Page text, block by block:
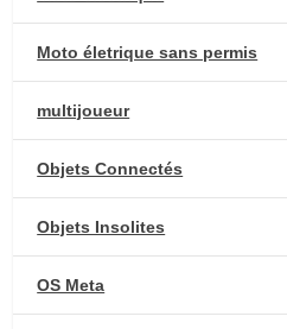
Moto életrique sans permis
multijoueur
Objets Connectés
Objets Insolites
OS Meta